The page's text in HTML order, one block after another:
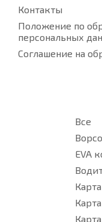
Контакты
Положение по
персональных
Соглашение на
Все
EVA